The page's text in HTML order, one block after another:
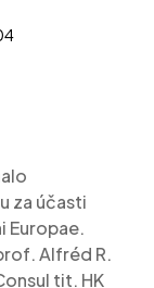
za účasti
Europae.
Alfréd R.
tit. HK